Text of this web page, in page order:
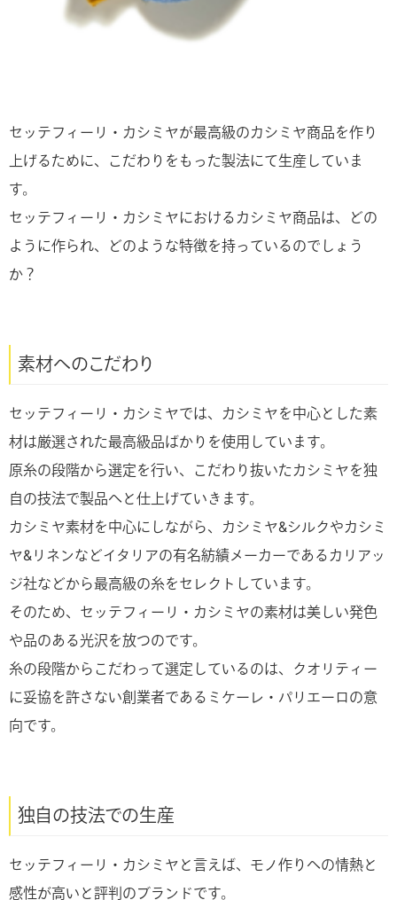
セッテフィーリ・カシミヤが最高級のカシミヤ商品を作り
上げるために、こだわりをもった製法にて生産していま
す。
セッテフィーリ・カシミヤにおけるカシミヤ商品は、どの
ように作られ、どのような特徴を持っているのでしょう
か？
素材へのこだわり
セッテフィーリ・カシミヤでは、カシミヤを中心とした素
材は厳選された最高級品ばかりを使用しています。
原糸の段階から選定を行い、こだわり抜いたカシミヤを独
自の技法で製品へと仕上げていきます。
カシミヤ素材を中心にしながら、カシミヤ&シルクやカシミ
ヤ&リネンなどイタリアの有名紡績メーカーであるカリアッ
ジ社などから最高級の糸をセレクトしています。
そのため、セッテフィーリ・カシミヤの素材は美しい発色
や品のある光沢を放つのです。
糸の段階からこだわって選定しているのは、クオリティー
に妥協を許さない創業者であるミケーレ・パリエーロの意
向です。
独自の技法での生産
セッテフィーリ・カシミヤと言えば、モノ作りへの情熱と
感性が高いと評判のブランドです。